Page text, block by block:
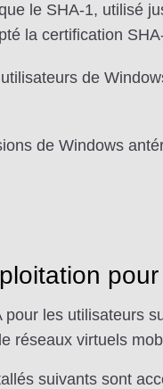
le SHA-1, utilisé
la certification
de
de Windows
les utilisateurs
réseaux virtuels
suivants sont